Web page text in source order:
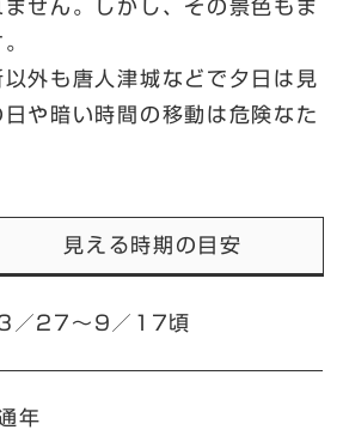
せん。しかし、その景色もま
外も唐人津城などで夕日は見
や暗い時間の移動は危険なた
見える時期の目安
／27～9／17頃
年